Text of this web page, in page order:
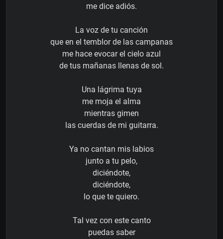
me dice adiós.
La voz de tu canción
que en el temblor de las campanas
me hace evocar el cielo azul
de tus mañanas llenas de sol.
Una lágrima tuya
me moja el alma
mientras gimen
las cuerdas de mi guitarra.
Ya no cantan mis labios
junto a tu pelo,
diciéndote,
diciéndote,
lo que te quiero.
Tal vez con este canto
puedas saber